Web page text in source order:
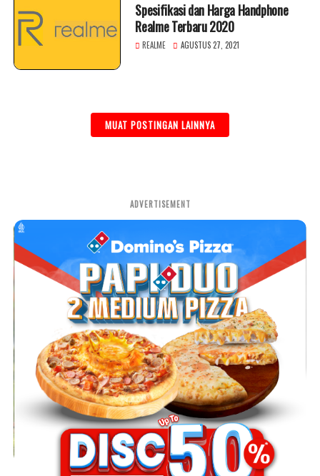
Spesifikasi dan Harga Handphone
Realme Terbaru 2020
REALME AGUSTUS 27, 2021
MUAT POSTINGAN LAINNYA
ADVERTISEMENT